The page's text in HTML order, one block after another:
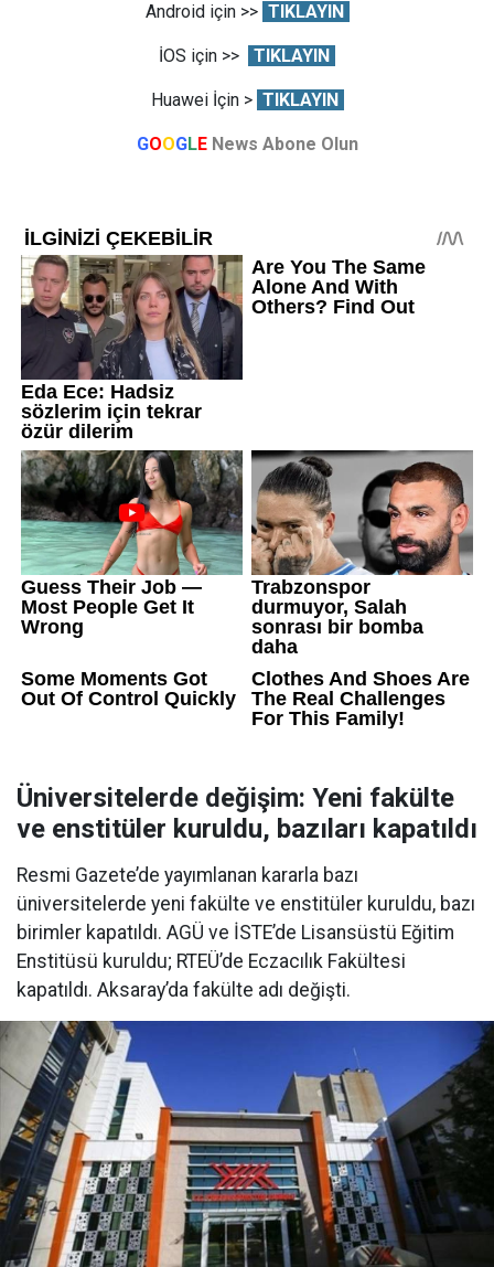
Android için >> TIKLAYIN
İOS için >> TIKLAYIN
Huawei İçin > TIKLAYIN
GOOGLE News Abone Olun
Üniversitelerde değişim: Yeni fakülte
ve enstitüler kuruldu, bazıları kapatıldı
Resmi Gazete’de yayımlanan kararla bazı
üniversitelerde yeni fakülte ve enstitüler kuruldu, bazı
birimler kapatıldı. AGÜ ve İSTE’de Lisansüstü Eğitim
Enstitüsü kuruldu; RTEÜ’de Eczacılık Fakültesi
kapatıldı. Aksaray’da fakülte adı değişti.